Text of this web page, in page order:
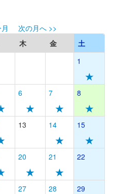
次の月へ >>
木 金
土
1
★
6
★
7
★
8
★
13 14
★
15
★
20
★
21
★
22
27 28 29